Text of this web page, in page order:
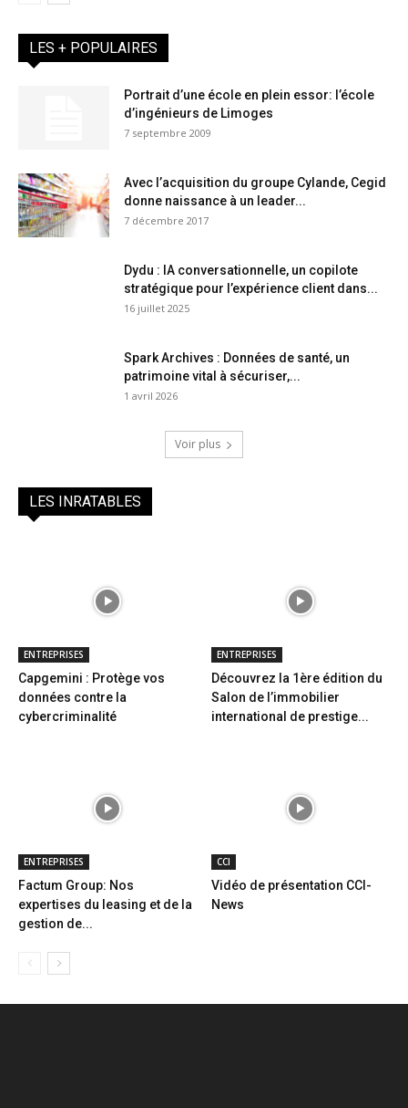
LES + POPULAIRES
Portrait d’une école en plein essor: l’école
d’ingénieurs de Limoges
7 septembre 2009
Avec l’acquisition du groupe Cylande, Cegid
donne naissance à un leader...
7 décembre 2017
Dydu : IA conversationnelle, un copilote
stratégique pour l’expérience client dans...
16 juillet 2025
Spark Archives : Données de santé, un
patrimoine vital à sécuriser,...
1 avril 2026
Voir plus
LES INRATABLES
ENTREPRISES
Capgemini : Protège vos
données contre la
cybercriminalité
ENTREPRISES
Découvrez la 1ère édition du
Salon de l’immobilier
international de prestige...
ENTREPRISES
Factum Group: Nos
expertises du leasing et de la
gestion de...
CCI
Vidéo de présentation CCI-
News